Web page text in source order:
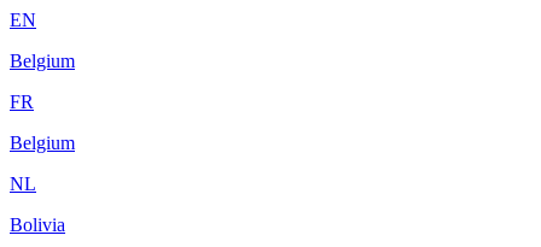
EN
Belgium
FR
Belgium
NL
Bolivia